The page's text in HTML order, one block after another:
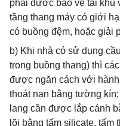
phải được bảo vệ tại khu
tầng thang máy có giới
có buồng đệm, hoặc giải
b) Khi nhà có sử dụng
trong buồng thang) thì
được ngăn cách với
thoát nạn bằng tường
lang cần được lắp cánh
lõi bằng tấm silicate, tấm